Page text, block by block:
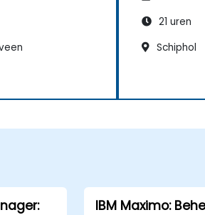
21 uren
Schiphol
IBM Maximo: